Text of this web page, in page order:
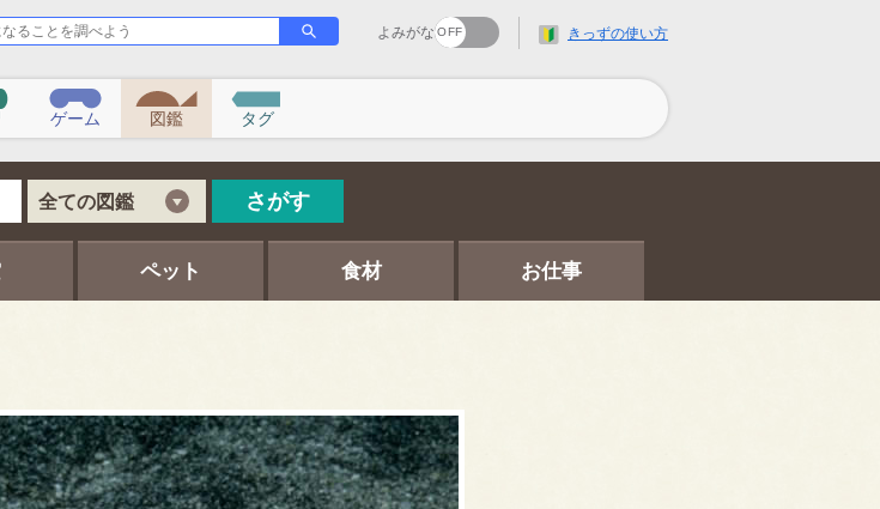
が
す
よみがな きっずの使い方
ゲーム 図鑑 タグ
全ての図鑑 さがす
ペット 食材 お仕事